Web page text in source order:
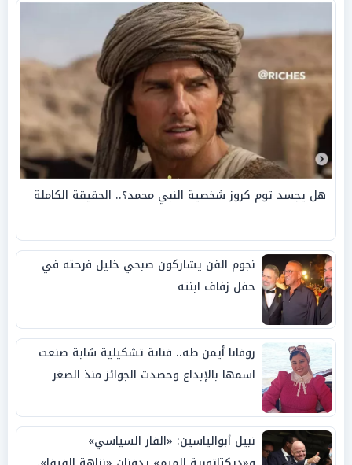
هل يجسد توم كروز شخصية النبي محمد؟.. الحقيقة الكاملة
نجوم الفن يشاركون صبحي خليل فرحته في
حفل زفاف ابنته
روفانا أيمن طه.. فنانة تشكيلية شابة صنعت
اسمها بالإبداع وحصدت الجوائز منذ الصغر
نبيل أبوالياسين: «الفار السياسي»